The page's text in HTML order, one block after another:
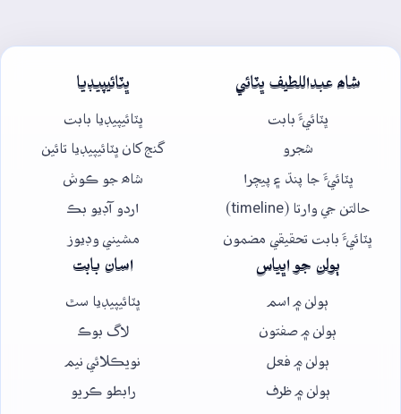
شاھ عبداللطيف ڀٽائي
ڀٽائيءَ بابت
شجرو
ڀٽائيءَ جا پنڌ ۽ پيچرا
حالتن جي وارتا (timeline)
ڀٽائيءَ بابت تحقيقي مضمون
ڀٽائيپيڊيا
ڀٽائيپيڊيا بابت
گنج کان ڀٽائيپيڊيا تائين
شاھ جو ڪوش
اردو آڊيو بڪ
مشيني وڊيوز
ٻولن جو اڀياس
ٻولن ۾ اسم
ٻولن ۾ صفتون
ٻولن ۾ فعل
ٻولن ۾ ظرف
اسان بابت
ڀٽائيپيڊيا سٿ
لاگ بوڪ
نويڪلائي نيم
رابطو ڪريو